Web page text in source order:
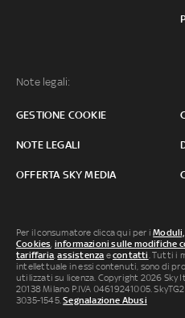
Note legali:
GESTIONE COOKIE
NOTE LEGALI
OFFERTA SKY MEDIA
Per il consumatore clicca qui per i
Cookies informazioni sulle modifiche
tariffaria ,assistenza econtatti . Tutti i
intellettuale in essi contenuti, sono di
utilizzati su licenza. Copyright 2026 Sky
20138 Milano P.IVA 04619241005.
3035-1545.Segnalazione Abusi